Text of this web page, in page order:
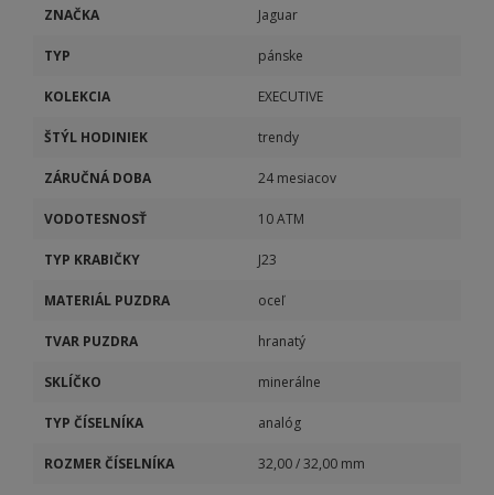
ZNAČKA Jaguar
TYP pánske
KOLEKCIA EXECUTIVE
ŠTÝL HODINIEK trendy
ZÁRUČNÁ DOBA 24 mesiacov
VODOTESNOSŤ 10 ATM
TYP KRABIČKY J23
MATERIÁL PUZDRA oceľ
TVAR PUZDRA hranatý
SKLÍČKO minerálne
TYP ČÍSELNÍKA analóg
ROZMER ČÍSELNÍKA 32,00 / 32,00 mm